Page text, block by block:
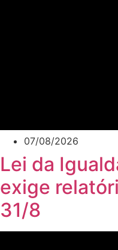
07/08/2026
Lei da
exige
31/8